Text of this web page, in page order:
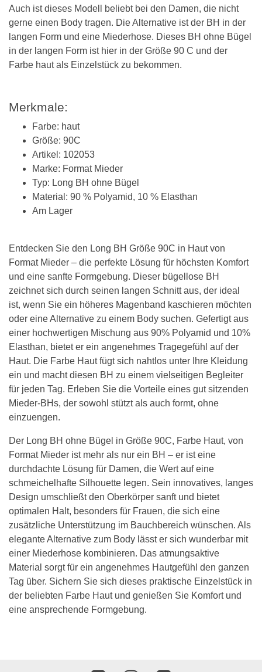
Auch ist dieses Modell beliebt bei den Damen, die nicht
gerne einen Body tragen. Die Alternative ist der BH in der
langen Form und eine Miederhose. Dieses BH ohne Bügel
in der langen Form ist hier in der Größe 90 C und der
Farbe haut als Einzelstück zu bekommen.
Merkmale:
Farbe: haut
Größe: 90C
Artikel: 102053
Marke: Format Mieder
Typ: Long BH ohne Bügel
Material: 90 % Polyamid, 10 % Elasthan
Am Lager
Entdecken Sie den Long BH Größe 90C in Haut von
Format Mieder – die perfekte Lösung für höchsten Komfort
und eine sanfte Formgebung. Dieser bügellose BH
zeichnet sich durch seinen langen Schnitt aus, der ideal
ist, wenn Sie ein höheres Magenband kaschieren möchten
oder eine Alternative zu einem Body suchen. Gefertigt aus
einer hochwertigen Mischung aus 90% Polyamid und 10%
Elasthan, bietet er ein angenehmes Tragegefühl auf der
Haut. Die Farbe Haut fügt sich nahtlos unter Ihre Kleidung
ein und macht diesen BH zu einem vielseitigen Begleiter
für jeden Tag. Erleben Sie die Vorteile eines gut sitzenden
Mieder-BHs, der sowohl stützt als auch formt, ohne
einzuengen.
Der Long BH ohne Bügel in Größe 90C, Farbe Haut, von
Format Mieder ist mehr als nur ein BH – er ist eine
durchdachte Lösung für Damen, die Wert auf eine
schmeichelhafte Silhouette legen. Sein innovatives, langes
Design umschließt den Oberkörper sanft und bietet
optimalen Halt, besonders für Frauen, die sich eine
zusätzliche Unterstützung im Bauchbereich wünschen. Als
elegante Alternative zum Body lässt er sich wunderbar mit
einer Miederhose kombinieren. Das atmungsaktive
Material sorgt für ein angenehmes Hautgefühl den ganzen
Tag über. Sichern Sie sich dieses praktische Einzelstück in
der beliebten Farbe Haut und genießen Sie Komfort und
eine ansprechende Formgebung.